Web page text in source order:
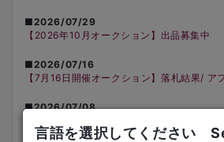
■2026/07/29
【2026年10月オークション】出品募集中
■2026/07/16
【7月16日開催オークション】落札結果/ ア
■2026/07/08
言語を選択してください